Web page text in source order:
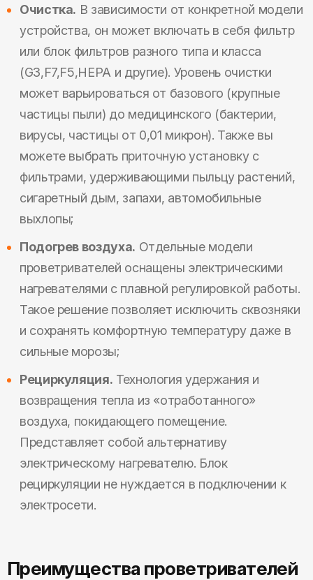
Очистка. В зависимости от конкретной модели
устройства, он может включать в себя фильтр
или блок фильтров разного типа и класса
(G3,F7,F5,HEPA и другие). Уровень очистки
может варьироваться от базового (крупные
частицы пыли) до медицинского (бактерии,
вирусы, частицы от 0,01 микрон). Также вы
можете выбрать приточную установку с
фильтрами, удерживающими пыльцу растений,
сигаретный дым, запахи, автомобильные
выхлопы;
Подогрев воздуха. Отдельные модели
проветривателей оснащены электрическими
нагревателями с плавной регулировкой работы.
Такое решение позволяет исключить сквозняки
и сохранять комфортную температуру даже в
сильные морозы;
Рециркуляция. Технология удержания и
возвращения тепла из «отработанного»
воздуха, покидающего помещение.
Представляет собой альтернативу
электрическому нагревателю. Блок
рециркуляции не нуждается в подключении к
электросети.
Преимущества проветривателей